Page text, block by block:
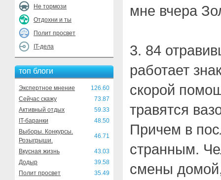
Не тормози
Отдохни и ты
Полит просвет
IT-дела
топ блоги
Экспертное мнение
126.60
Сейчас скажу
73.87
Активный отдых
59.33
IT-баранки
48.50
Выборы. Конкурсы.
Розыгрыши.
46.71
Вкусная жизнь
43.03
Додыр
39.58
Полит просвет
35.49
мне вчера
3. 84
работает
скорой
травятся
Причем в
странным.
смены